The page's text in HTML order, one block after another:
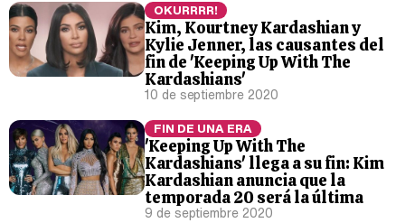
OKURRRR!
Kim, Kourtney Kardashian y
Kylie Jenner, las causantes del
fin de 'Keeping Up With The
Kardashians'
10 de septiembre 2020
FIN DE UNA ERA
'Keeping Up With The
Kardashians' llega a su fin: Kim
Kardashian anuncia que la
temporada 20 será la última
9 de septiembre 2020